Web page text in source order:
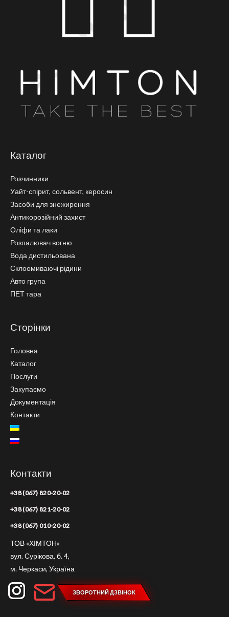
Каталог
Розчинники
Уайт-спірит, сольвент, керосин
Засоби для знежирення
Антикорозійний захист
Оліфи та лаки
Розпалювач вогню
Вода дистильована
Склоомиваючі рідини
Авто група
ПЕТ тара
Сторінки
Головна
Каталог
Послуги
Закупаємо
Документація
Контакти
Контакти
+38 (067) 820-20-02
+38 (067) 821-20-02
+38 (067) 010-20-02
ТОВ «ХІМТОН»
вул. Сурікова, б. 4,
м. Черкаси, Україна
ЗВОРОТНИЙ ДЗВІНОК